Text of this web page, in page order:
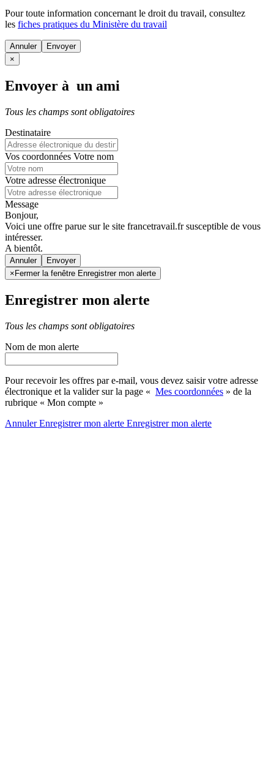
Pour toute information concernant le droit du travail, consultez
les fiches pratiques du Ministère du travail
Annuler
×
Envoyer à un ami
Tous les champs sont obligatoires
Destinataire
Vos coordonnées Votre nom
Votre adresse électronique
Message
Bonjour,
Voici une offre parue sur le site francetravail.fr susceptible de vous
intéresser.
A bientôt.
Annuler
× Fermer la fenêtre Enregistrer mon alerte
Enregistrer mon alerte
Tous les champs sont obligatoires
Nom de mon alerte
Pour recevoir les offres par e-mail, vous devez saisir votre adresse
électronique et la valider sur la page « Mes coordonnées » de la
rubrique « Mon compte »
AnnulerEnregistrer mon alerte Enregistrermon alerte